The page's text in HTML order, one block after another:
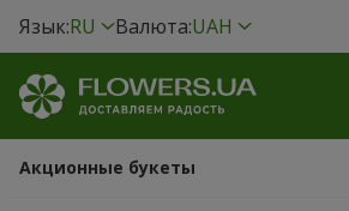
Язык:RU Валюта:UAH
Акционные букеты